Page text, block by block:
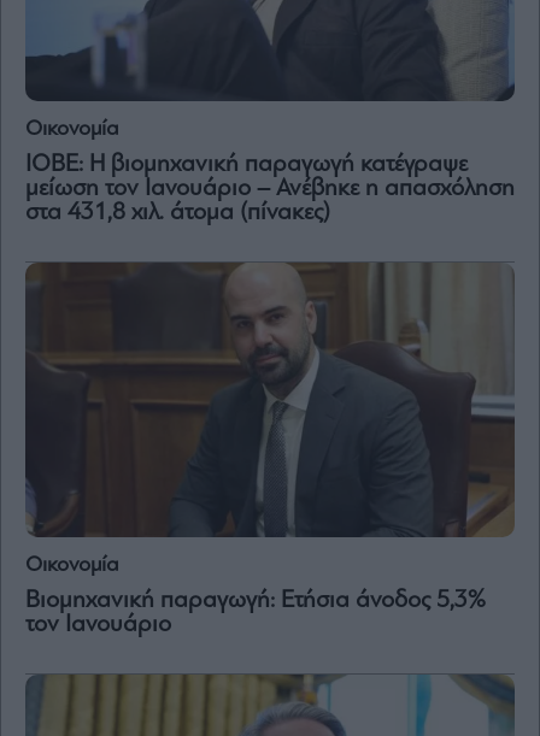
Οικονομία
ΙΟΒΕ: Η βιομηχανική παραγωγή κατέγραψε
μείωση τον Ιανουάριο – Ανέβηκε η απασχόληση
στα 431,8 χιλ. άτομα (πίνακες)
Οικονομία
Βιομηχανική παραγωγή: Ετήσια άνοδος 5,3%
τον Ιανουάριο